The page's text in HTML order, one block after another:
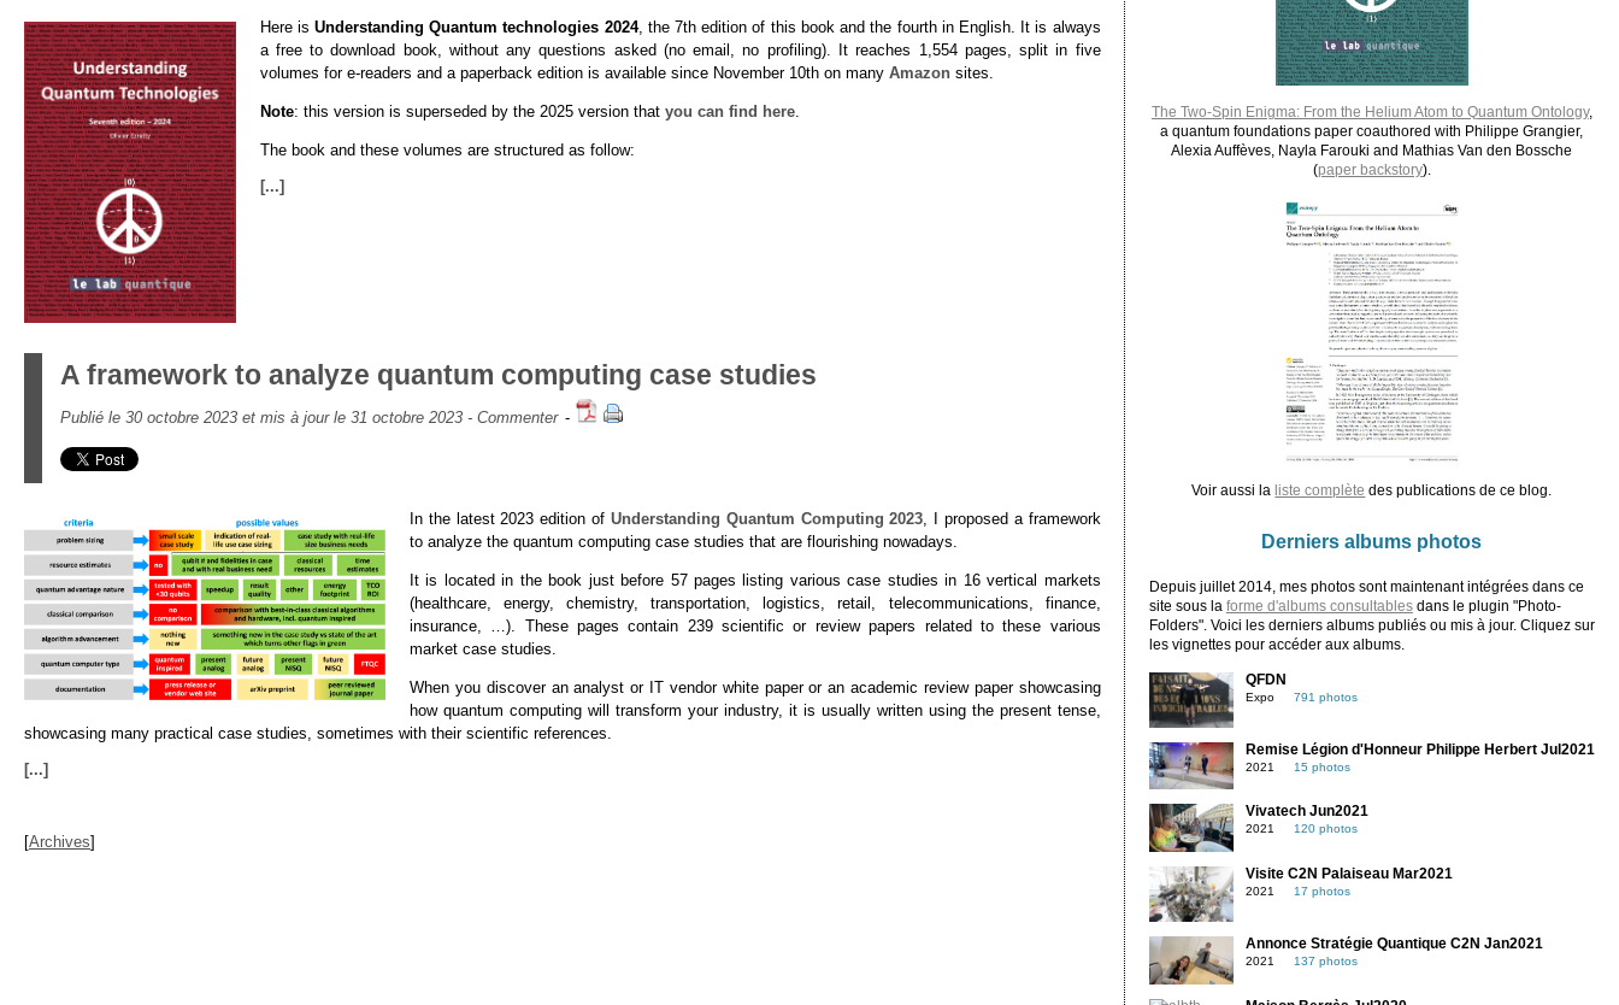
Here is Understanding Quantum technologies 2024, the 7th edition of this book and the fourth in English. It is always
a free to download book, without any questions asked (no email, no profiling). It reaches 1,554 pages, split in five
volumes for e-readers and a paperback edition is available since November 10th on many Amazonsites.
Note: this version is superseded by the 2025 version that you can find here.
The book and these volumes are structured as follow:
[...]
A framework to analyze quantum computing case studies
Publié le 30 octobre 2023 et mis à jour le 31 octobre 2023 - Commenter -
In the latest 2023 edition of Understanding Quantum Computing 2023, I proposed a framework
to analyze the quantum computing case studies that are flourishing nowadays.
It is located in the book just before 57 pages listing various case studies in 16 vertical markets
(healthcare, energy, chemistry, transportation, logistics, retail, telecommunications, finance,
insurance, …). These pages contain 239 scientific or review papers related to these various
market case studies.
When you discover an analyst or IT vendor white paper or an academic review paper showcasing
how quantum computing will transform your industry, it is usually written using the present tense,
showcasing many practical case studies, sometimes with their scientific references.
[...]
[Archives]
The Two-Spin Enigma: From the Helium Atom to Quantum Ontology,
a quantum foundations paper coauthored with Philippe Grangier,
Alexia Auffèves, Nayla Farouki and Mathias Van den Bossche
(paper backstory).
Voir aussi la liste complète des publications de ce blog.
Derniers albums photos
Depuis juillet 2014, mes photos sont maintenant intégrées dans ce
site sous la forme d'albums consultablesdans le plugin "Photo-
Folders". Voici les derniers albums publiés ou mis à jour. Cliquez sur
les vignettes pour accéder aux albums.
QFDN
Expo 791 photos
Remise Légion d'Honneur Philippe Herbert Jul2021
2021 15 photos
Vivatech Jun2021
2021 120 photos
Visite C2N Palaiseau Mar2021
2021 17 photos
Annonce Stratégie Quantique C2N Jan2021
2021 137 photos